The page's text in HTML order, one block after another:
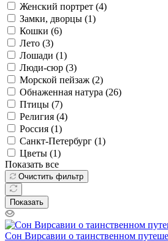
Женский портрет (4)
Замки, дворцы (1)
Кошки (6)
Лето (3)
Лошади (1)
Люди-сюр (3)
Морской пейзаж (2)
Обнаженная натура (26)
Птицы (7)
Религия (4)
Россия (1)
Санкт-Петербург (1)
Цветы (1)
Показать все
Очистить фильтр
Показать
Сон Вирсавии о таинственном